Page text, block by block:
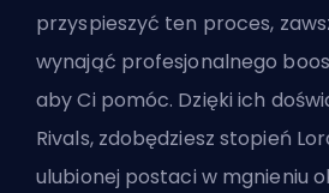
przyspieszyć ten proces,
wynająć profesjonalnego
aby Ci pomóc. Dzięki ich
Rivals, zdobędziesz stopień
ulubionej postaci w mgnieniu